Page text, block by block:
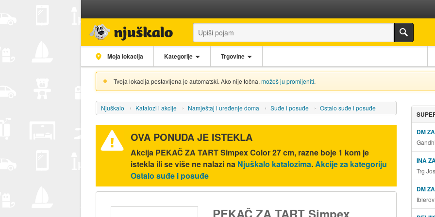
Moja lokacija Kategorije Trgovine
Tvoja lokacija postavljena je automatski. Ako nije točna, možeš ju promijeniti.
Njuškalo Katalozi i akcije Namještaj i uređenje doma Suđe i posuđe Ostalo suđe i posuđe
OVA PONUDA JE ISTEKLA
Akcija PEKAČ ZA TART Simpex Color 27 cm, razne boje 1 kom je
istekla ili se više ne nalazi na Njuškalo katalozima.Akcije za kategoriju
Ostalo suđe i posuđe
PEKAČ ZA TART Simpex
DM
INA
Trg
DM